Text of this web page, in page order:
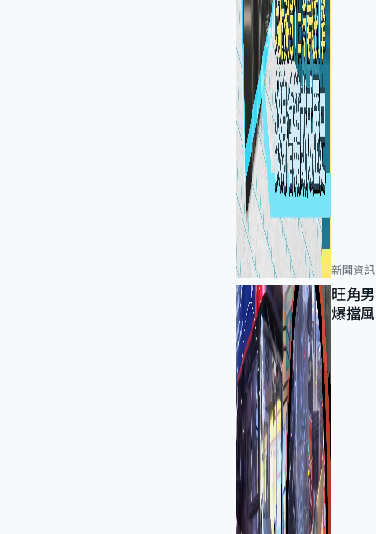
新聞資訊
旺角
爆擋